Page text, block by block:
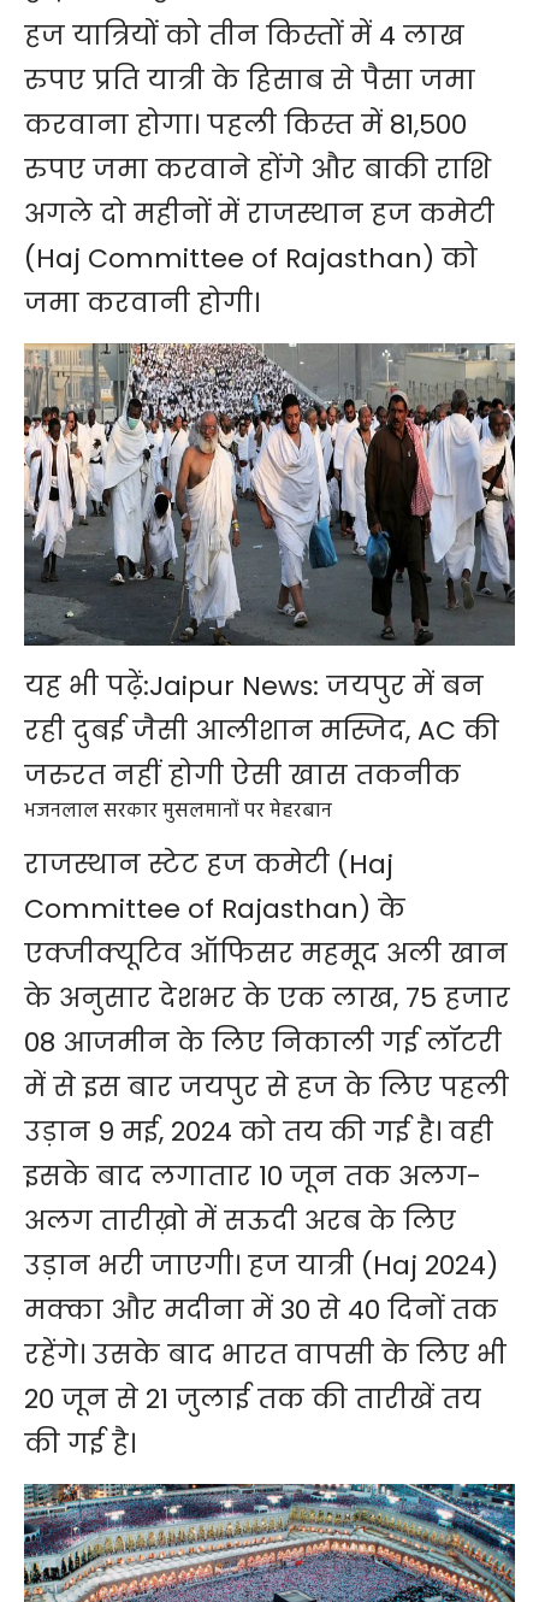
हज यात्रियों को तीन किस्तों में 4 लाख
रुपए प्रति यात्री के हिसाब से पैसा जमा
करवाना होगा। पहली किस्त में 81,500
रुपए जमा करवाने होंगे और बाकी राशि
अगले दो महीनों मेंराजस्थान हज कमेटी
(Haj Committee of Rajasthan) को
जमा करवानी होगी।
यह भी पढ़ें:Jaipur News: जयपुर में बन
रही दुबई जैसी आलीशान मस्जिद, AC की
जरुरत नहीं होगी ऐसी खास तकनीक
भजनलाल सरकार मुसलमानों पर मेहरबान
राजस्थान स्टेट हज कमेटी (Haj
Committee of Rajasthan) के
एक्जीक्यूटिव ऑफिसरमहमूद अली खान
के अनुसार देशभर के एक लाख, 75 हजार
08 आजमीन के लिए निकाली गई लॉटरी
में से इस बार जयपुर से हज के लिए पहली
उड़ान 9 मई, 2024 को तय की गई है। वही
इसके बाद लगातार 10 जून तक अलग-
अलग तारीख़ो में सऊदी अरब के लिए
उड़ान भरी जाएगी। हज यात्री (Haj 2024)
मक्का और मदीना में 30 से 40 दिनों तक
रहेंगे। उसके बाद भारत वापसी के लिए भी
20 जून से 21 जुलाई तक की तारीखें तय
की गई है।